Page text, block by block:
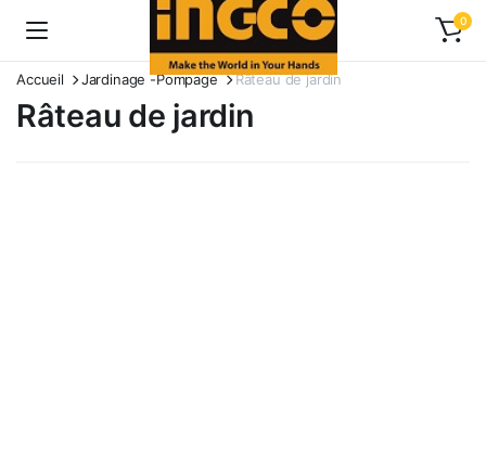
0
Accueil Jardinage -Pompage Râteau de jardin
Râteau de jardin